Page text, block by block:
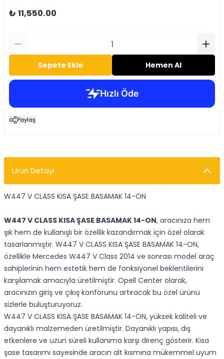
₺ 11,550.00
Sepete Ekle Hemen Al
Paylaş
Ürün Detayı
W447 V CLASS KISA ŞASE BASAMAK 14-ON
W447 V CLASS KISA ŞASE BASAMAK 14-ON, aracınıza hem
şık hem de kullanışlı bir özellik kazandırmak için özel olarak
tasarlanmıştır. W447 V CLASS KISA ŞASE BASAMAK 14-ON,
özellikle Mercedes W447 V Class 2014 ve sonrası model araç
sahiplerinin hem estetik hem de fonksiyonel beklentilerini
karşılamak amacıyla üretilmiştir. Opell Center olarak,
aracınızın giriş ve çıkış konforunu artıracak bu özel ürünü
sizlerle buluşturuyoruz.
W447 V CLASS KISA ŞASE BASAMAK 14-ON, yüksek kaliteli ve
dayanıklı malzemeden üretilmiştir. Dayanıklı yapısı, dış
etkenlere ve uzun süreli kullanıma karşı direnç gösterir. Kısa
şase tasarımı sayesinde aracın alt kısmına mükemmel uyum